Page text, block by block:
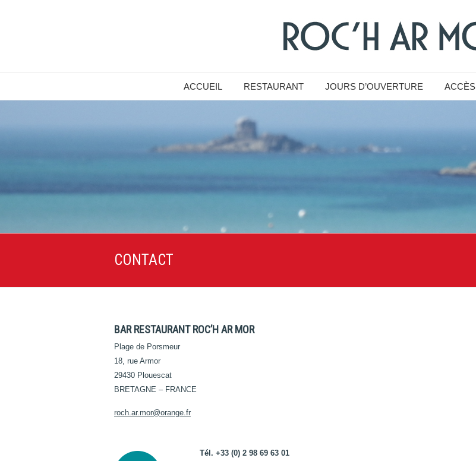
ACCUEIL RESTAURANT JOURS D’OUVERTURE ACCÈS
CONTACT
BAR RESTAURANT ROC’H AR MOR
Plage de Porsmeur
18, rue Armor
29430 Plouescat
BRETAGNE – FRANCE
roch.ar.mor@orange.fr
Tél. +33 (0) 2 98 69 63 01